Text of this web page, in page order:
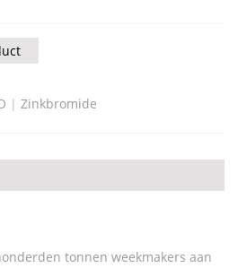
| Zinkbromide
tonnen weekmakers aan